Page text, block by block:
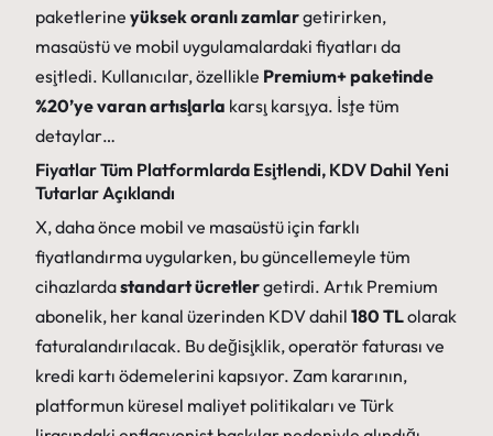
paketlerine yüksek oranlı zamlargetirirken,
masaüstü ve mobil uygulamalardaki fiyatları da
eşitledi. Kullanıcılar, özellikle Premium+ paketinde
%20’ye varan artışlarla karşı karşıya. İşte tüm
detaylar…
Fiyatlar Tüm Platformlarda Eşitlendi, KDV Dahil Yeni
Tutarlar Açıklandı
X, daha önce mobil ve masaüstü için farklı
fiyatlandırma uygularken, bu güncellemeyle tüm
cihazlardastandart ücretlergetirdi. Artık Premium
abonelik, her kanal üzerinden KDV dahil 180 TLolarak
faturalandırılacak. Bu değişiklik, operatör faturası ve
kredi kartı ödemelerini kapsıyor. Zam kararının,
platformun küresel maliyet politikaları ve Türk